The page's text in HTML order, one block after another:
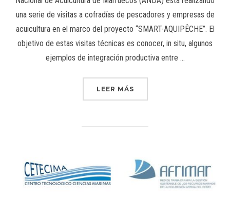
una serie de visitas a cofradías de pescadores y empresas de
acuicultura en el marco del proyecto “SMART-AQUIPÊCHE”. El
objetivo de estas visitas técnicas es conocer, in situ, algunos
ejemplos de integración productiva entre …
LEER MÁS